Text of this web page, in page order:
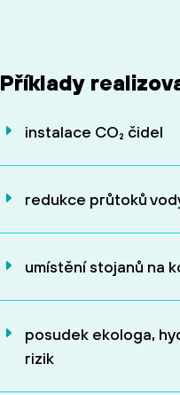
Příklady
instalace CO₂ čidel
redukce průtoků
umístění stojanů na
posudek ekologa,
rizik